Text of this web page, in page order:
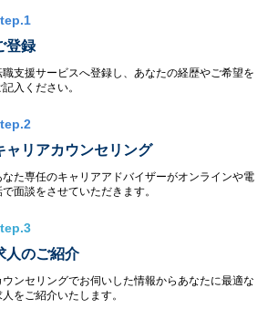
登録
職支援サービスへ登録し、あなたの経歴やご希望を
記入ください。
ャリアカウンセリング
なた専任のキャリアアドバイザーがオンラインや電
で面談をさせていただきます。
人のご紹介
ウンセリングでお伺いした情報からあなたに最適な
人をご紹介いたします。